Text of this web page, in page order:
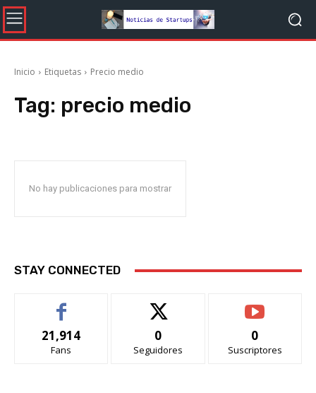
Inicio Etiquetas Precio medio
Tag: precio medio
No hay publicaciones para mostrar
STAY CONNECTED
21,914
Fans
0
Seguidores
0
Suscriptores